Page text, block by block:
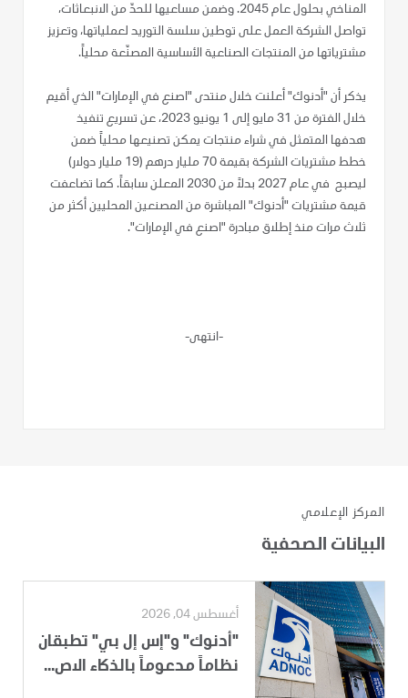
المناخي بحلول عام 2045. وضمن مساعيها للحدّ من الانبعاثات،
تواصل الشركة العمل على توطين سلسة التوريد لعملياتها، وتعزيز
مشترياتها من المنتجات الصناعية الأساسية المصنّعة محلياً.
يذكر أن "أدنوك" أعلنت خلال منتدى "اصنع في الإمارات" الذي أقيم
خلال الفترة من 31 مايو إلى 1 يونيو 2023، عن تسريع تنفيذ
هدفها المتمثل في شراء منتجات يمكن تصنيعها محلياً ضمن
خطط مشتريات الشركة بقيمة 70 مليار درهم (19 مليار دولار)
ليصبح في عام 2027 بدلاً من 2030 المعلن سابقاً. كما تضاعفت
قيمة مشتريات "أدنوك" المباشرة من المصنعين المحليين أكثر من
ثلاث مرات منذ إطلاق مبادرة "اصنع في الإمارات".
-انتهى-
المركز الإعلامي
البيانات الصحفية
أغسطس 04, 2026
"أدنوك" و"إس إل بي" تطبقان
نظاماً مدعوماً بالذكاء الاص...